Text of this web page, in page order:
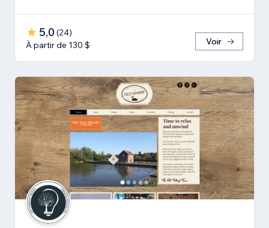
5,0 (24)
À partir de 130 $
Voir